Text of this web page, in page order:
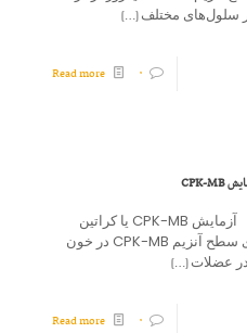
سلول‌های مختلف[…]
۰ Read more
آزمایش CPK MB برای چیست : آزمایش CPK-MB یا کراتین
فسفوکیناز-MB برای اندازه‌گیری سطح آنزیم CPK-MB در خون
عضلات[…]
۰ Read more